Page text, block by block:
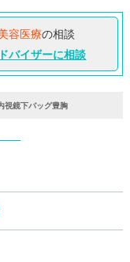
容医療の相談
バイザーに相談
視鏡下バッグ豊胸